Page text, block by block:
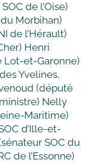
de l’Oise)
Morbihan)
de l’Hérault)
Henri
Lot-et-Garonne)
Yvelines,
(député
Nelly
Maritime)
d’Ille-et-
SOC du
de l’Essonne)